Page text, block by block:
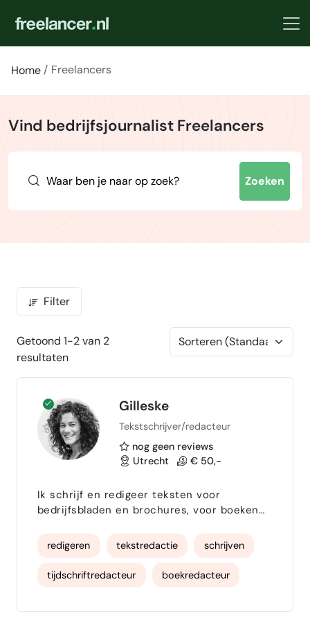
Home Freelancers
Vind bedrijfsjournalist Freelancers
Zoeken
Filter
Getoond 1-2 van 2
resultaten
Gilleske
Tekstschrijver/redacteur
nog geen reviews
Utrecht
€ 50,-
Ik schrijf en redigeer teksten voor
bedrijfsbladen en brochures, voor boeken
Dat doe ik in twee talen: Nederlands en
Engels. Tot mijn opdrachtgevers behoren
onder meer Stichting Vakbekwaamheid
Hospitality (SVH), Het Huijgens Instituut,
Frank Stichting, National Geographic,
redigeren tekstredactie schrijven
tijdschriftredacteur boekredacteur